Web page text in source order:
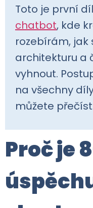
Toto je první
chatbot, kde
rozebírám, jak
architekturu a
vyhnout.
na všechny
můžete
Proč je